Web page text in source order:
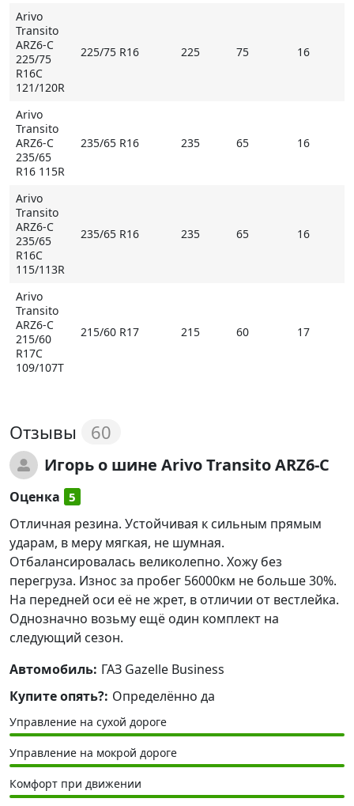
Arivo
Transito
ARZ6-C
225/75
R16C
121/120R
225/75 R16 225 75 16
Arivo
Transito
ARZ6-C
235/65
R16 115R
235/65 R16 235 65 16
Arivo
Transito
ARZ6-C
235/65
R16C
115/113R
235/65 R16 235 65 16
Arivo
Transito
ARZ6-C
215/60
R17C
109/107T
215/60 R17 215 60 17
Отзывы 60
Игорь о шине Arivo Transito ARZ6-C
Оценка 5
Отличная резина. Устойчивая к сильным прямым
ударам, в меру мягкая, не шумная.
Отбалансировалась великолепно. Хожу без
перегруза. Износ за пробег 56000км не больше 30%.
На передней оси её не жрет, в отличии от вестлейка.
Однозначно возьму ещё один комплект на
следующий сезон.
Автомобиль: ГАЗ Gazelle Business
Купите опять?: Определённо да
Управление на сухой дороге
Управление на мокрой дороге
Комфорт при движении